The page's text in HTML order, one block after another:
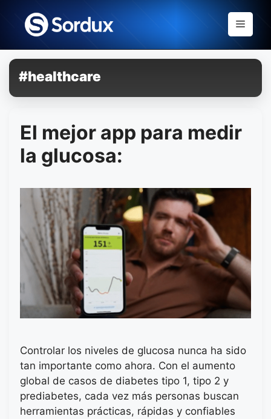
content
Menu
#healthcare
El mejor app para medir
la glucosa:
Controlar los niveles de glucosa nunca ha sido
tan importante como ahora. Con el aumento
global de casos de diabetes tipo 1, tipo 2 y
prediabetes, cada vez más personas buscan
herramientas prácticas, rápidas y confiables